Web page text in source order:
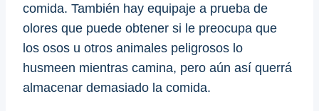
comida. También hay equipaje a prueba de
olores que puede obtener si le preocupa que
los osos u otros animales peligrosos lo
husmeen mientras camina, pero aún así querrá
almacenar demasiado la comida.